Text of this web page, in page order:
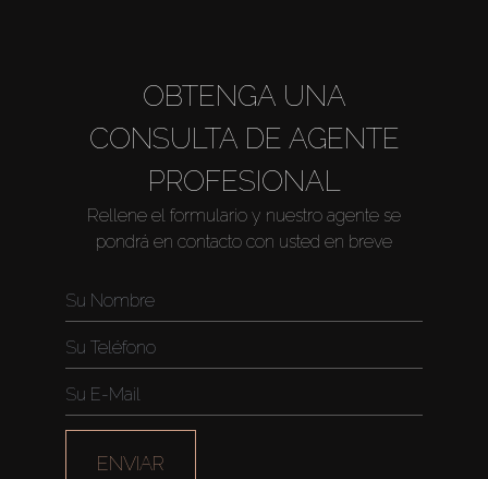
OBTENGA UNA
CONSULTA DE AGENTE
PROFESIONAL
Rellene el formulario y nuestro agente se
pondrá en contacto con usted en breve
ENVIAR